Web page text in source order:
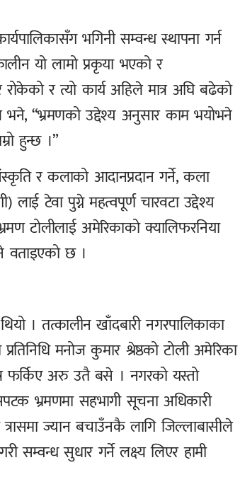
भगिनी सम्वन्ध स्थापना गर्न
यो लामो प्रकृया भएको र
र त्यो कार्य अहिले मात्र अघि बढेको
भने, “भ्रमणको उद्देश्य अनुसार काम भयोभने
हुन्छ ।”
र कलाको आदानप्रदान गर्ने, कला
लाई टेवा पुग्ने महत्वपूर्ण चारवटा उद्देश्य
टोलीलाई अमेरिकाको क्यालिफरनिया
वताइएको छ ।
। तत्कालीन खाँदबारी नगरपालिकाका
मनोज कुमार श्रेष्ठको टोली अमेरिका
फर्किए अरु उतै बसे । नगरको यस्तो
भ्रमणमा सहभागी सूचना अधिकारी
ज्यान बचाउँनकै लागि जिल्लाबासीले
सम्वन्ध सुधार गर्ने लक्ष्य लिएर हामी